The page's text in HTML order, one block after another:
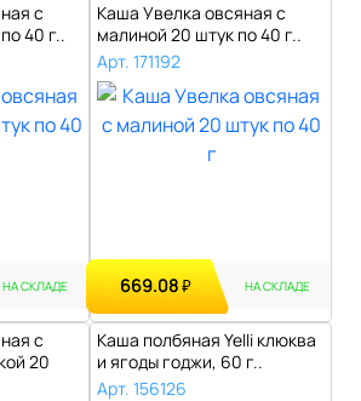
с
40 г..
НА СКЛАДЕ
Каша Увелка овсяная с
малиной 20 штук по 40 г..
Арт. 171192
669.08₽ НА СКЛАДЕ
с
20
Каша полбяная Yelli клюква
и ягоды годжи, 60 г..
Арт. 156126